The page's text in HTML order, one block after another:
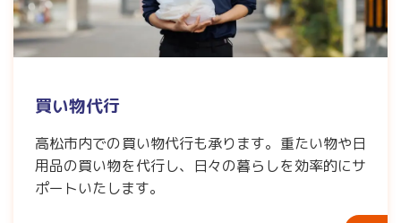
買い物代行
高松市内での買い物代行も承ります。重たい物や日
用品の買い物を代行し、日々の暮らしを効率的にサ
ポートいたします。